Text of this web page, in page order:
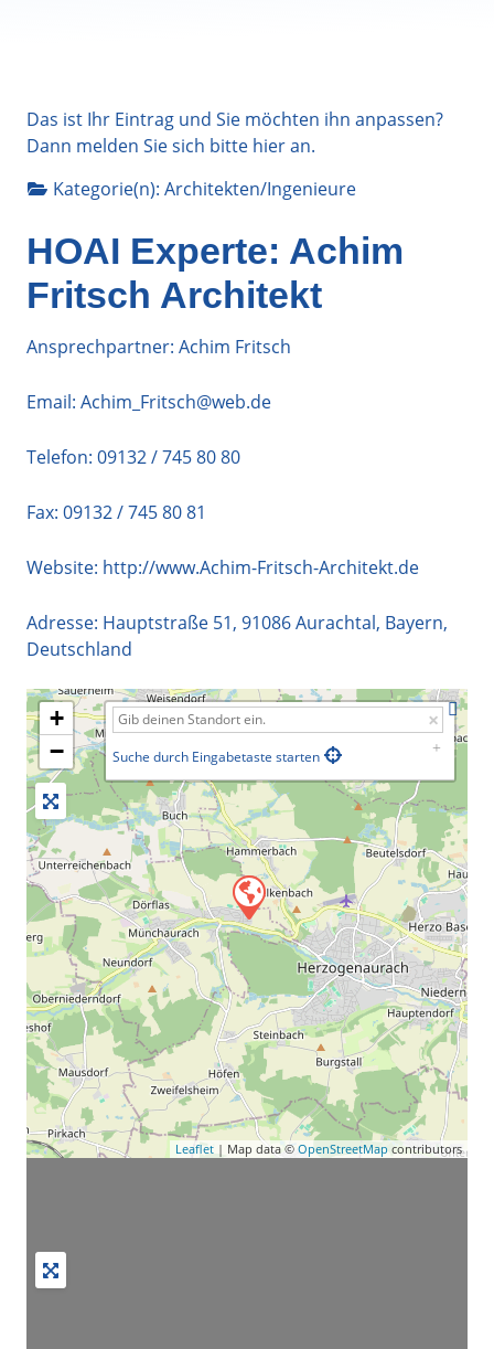
Das ist Ihr Eintrag und Sie möchten ihn anpassen?
Dann melden Sie sich bitte hieran.
Kategorie(n): Architekten/Ingenieure
HOAI Experte: Achim
Fritsch Architekt
Ansprechpartner: Achim Fritsch
Email: Achim_Fritsch@web.de
Telefon: 09132 / 745 80 80
Fax: 09132 / 745 80 81
Website: http://www.Achim-Fritsch-Architekt.de
Adresse: Hauptstraße 51, 91086Aurachtal, Bayern,
Deutschland
+
−
Suche durch Eingabetaste starten
Leaflet | Map data © OpenStreetMap contributors